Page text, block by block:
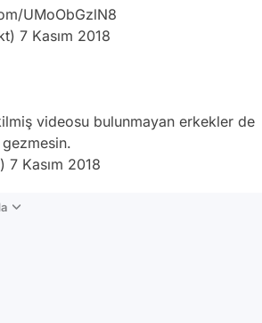
UMoObGzlN8
7 Kasım 2018
videosu bulunmayan erkekler de
7 Kasım 2018